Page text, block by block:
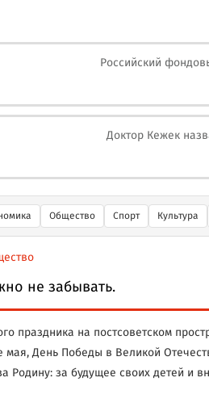
Российский
Доктор Кежек
Общество Спорт Культура
не забывать.
праздника на постсоветском
мая, День Победы в Великой
Родину: за будущее своих детей и